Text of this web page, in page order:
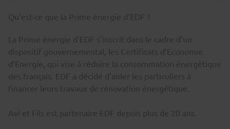
Qu’est-ce que la Prime énergie d’EDF ?
La Prime énergie d’EDF s’inscrit dans le cadre d’un
dispositif gouvernemental, les Certificats d’Economie
d’Energie, qui vise à réduire la consommation énergétique
des français. EDF a décidé d’aider les particuliers à
financer leurs travaux de rénovation énergétique.
Avi et Fils est partenaire EDF depuis plus de 20 ans.